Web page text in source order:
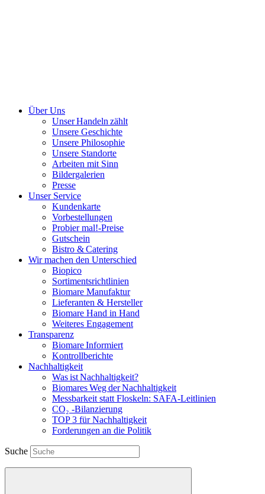
Über Uns
Unser Handeln zählt
Unsere Geschichte
Unsere Philosophie
Unsere Standorte
Arbeiten mit Sinn
Bildergalerien
Presse
Unser Service
Kundenkarte
Vorbestellungen
Probier mal!-Preise
Gutschein
Bistro & Catering
Wir machen den Unterschied
Biopico
Sortimentsrichtlinien
Biomare Manufaktur
Lieferanten & Hersteller
Biomare Hand in Hand
Weiteres Engagement
Transparenz
Biomare Informiert
Kontrollberichte
Nachhaltigkeit
Was ist Nachhaltigkeit?
Biomares Weg der Nachhaltigkeit
Messbarkeit statt Floskeln: SAFA-Leitlinien
CO₂ -Bilanzierung
TOP 3 für Nachhaltigkeit
Forderungen an die Politik
Suche